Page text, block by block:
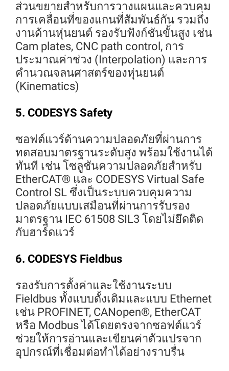
ส่วนขยายสำหรับการวางแผนและควบคุม
การเคลื่อนที่ของแกนที่สัมพันธ์กัน รวมถึง
งานด้านหุ่นยนต์ รองรับฟังก์ชันขั้นสูง เช่น
Cam plates, CNC path control, การ
ประมาณค่าช่วง (Interpolation) และการ
คำนวณจลนศาสตร์ของหุ่นยนต์
(Kinematics)
5. CODESYS Safety
ซอฟต์แวร์ด้านความปลอดภัยที่ผ่านการ
ทดสอบมาตรฐานระดับสูง พร้อมใช้งานได้
ทันที เช่น โซลูชันความปลอดภัยสำหรับ
EtherCAT® และ CODESYS Virtual Safe
Control SL ซึ่งเป็นระบบควบคุมความ
ปลอดภัยแบบเสมือนที่ผ่านการรับรอง
มาตรฐาน IEC 61508 SIL3 โดยไม่ยึดติด
กับฮาร์ดแวร์
6. CODESYS Fieldbus
รองรับการตั้งค่าและใช้งานระบบ
Fieldbus ทั้งแบบดั้งเดิมและแบบ Ethernet
เช่น PROFINET, CANopen®, EtherCAT
หรือ Modbus ได้โดยตรงจากซอฟต์แวร์
ช่วยให้การอ่านและเขียนค่าตัวแปรจาก
อุปกรณ์ที่เชื่อมต่อทำได้อย่างราบรื่น